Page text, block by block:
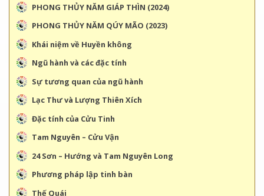
PHONG THỦY NĂM GIÁP THÌN (2024)
PHONG THỦY NĂM QÚY MÃO (2023)
Khái niệm về Huyền không
Ngũ hành và các đặc tính
Sự tương quan của ngũ hành
Lạc Thư và Lượng Thiên Xích
Đặc tính của Cửu Tinh
Tam Nguyên – Cửu Vận
24 Sơn – Hướng và Tam Nguyên Long
Phương pháp lập tinh bàn
Thế Quái